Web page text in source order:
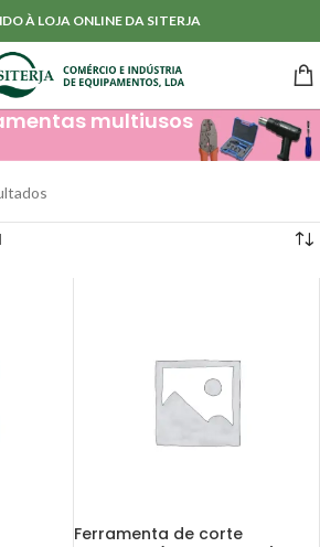
À LOJA ONLINE DA SITERJA
multiusos
Ferramenta de corte